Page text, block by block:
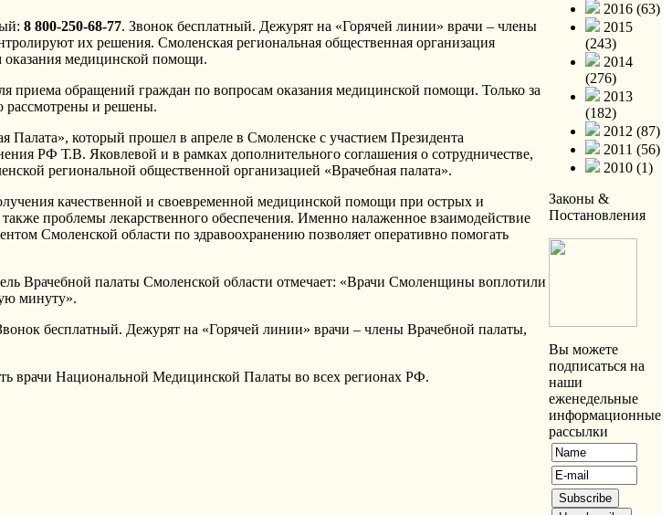
8 800-250-68-77. Звонок бесплатный. Дежурят на «Горячей линии» врачи – члены
их решения. Смоленская региональная общественная организация
оказания медицинской помощи.
приема обращений граждан по вопросам оказания медицинской помощи. Только за
рассмотрены и решены.
который прошел в апреле в Смоленске с участием Президента
РФ Т.В. Яковлевой и в рамках дополнительного соглашения о сотрудничестве,
региональной общественной организацией «Врачебная палата».
качественной и своевременной медицинской помощи при острых и
проблемы лекарственного обеспечения. Именно налаженное взаимодействие
Смоленской области по здравоохранению позволяет оперативно помогать
Врачебной палаты Смоленской области отмечает: «Врачи Смоленщины воплотили
минуту».
бесплатный. Дежурят на «Горячей линии» врачи – члены Врачебной палаты,
врачи Национальной Медицинской Палаты во всех регионах РФ.
2016 (63)
2015
(243)
2014
(276)
2013
(182)
2012 (87)
2011 (56)
2010 (1)
Законы &
Постановления
Вы можете
подписаться на
наши
еженедельные
информационные
рассылки